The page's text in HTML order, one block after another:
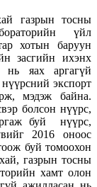
газрын тосны
үйл
хотын баруун
засгийн ихэнх
нь яах аргагүй
экспорт
мэдэж байна.
болсон нүүрс,
буй нүүрс,
2016 оноос
буй томоохон
газрын тосны
хамт олон